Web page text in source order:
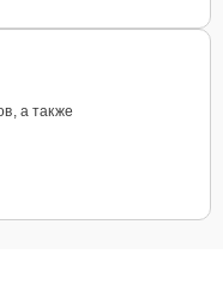
а также